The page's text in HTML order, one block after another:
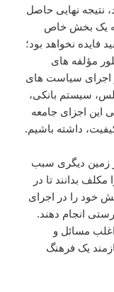
نتیجه نهایى حاصل
به یک بخش خاص
نخواهد بود؛
مؤلفه هاى
اجراى سیاست هاى
سیستم بانکى،
این اجزاى جامعه
کیفیت، داشته باشیم.
زمین دیگرى سبب
بدانند تا در
خود را در اجراى
انجام دهند.
مسائل و
یک فرهنگ